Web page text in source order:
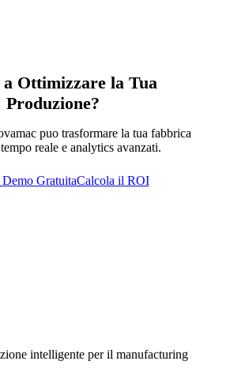
Ottimizzare la Tua
Produzione?
puo trasformare la tua fabbrica
reale e analytics avanzati.
GratuitaCalcola il ROI
intelligente per il manufacturing